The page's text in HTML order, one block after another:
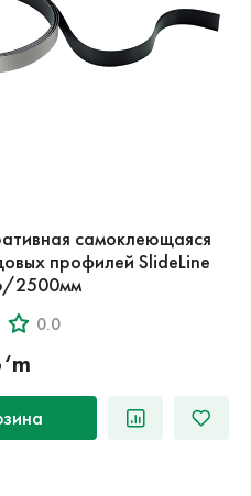
самоклеющаяся
профилей SlideLine
2500мм
0.0